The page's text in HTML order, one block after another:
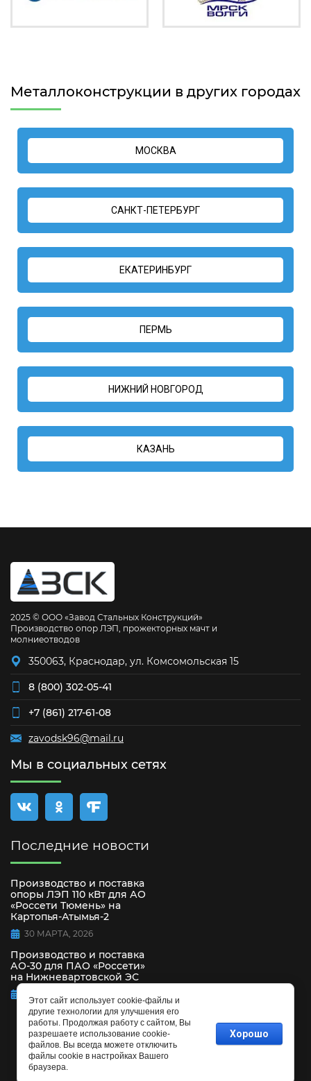
Металлоконструкции в других городах
МОСКВА
САНКТ-ПЕТЕРБУРГ
ЕКАТЕРИНБУРГ
ПЕРМЬ
НИЖНИЙ НОВГОРОД
КАЗАНЬ
2025 © ООО «Завод Стальных Конструкций»
Производство опор ЛЭП, прожекторных мачт и
молниеотводов
350063, Краснодар, ул. Комсомольская 15
8 (800) 302-05-41
+7 (861) 217-61-08
zavodsk96@mail.ru
Мы в социальных сетях
Последние новости
Производство и поставка
опоры ЛЭП 110 кВт для АО
«Россети Тюмень» на
Картопья-Атымья-2
30 МАРТА, 2026
Производство и поставка
АО-30 для ПАО «Россети»
на Нижневартовской ЭС
15 СЕНТЯБРЯ, 2025
Этот сайт использует cookie-файлы и
другие технологии для улучшения его
работы. Продолжая работу с сайтом, Вы
разрешаете использование cookie-
файлов. Вы всегда можете отключить
файлы cookie в настройках Вашего
браузера.
Хорошо